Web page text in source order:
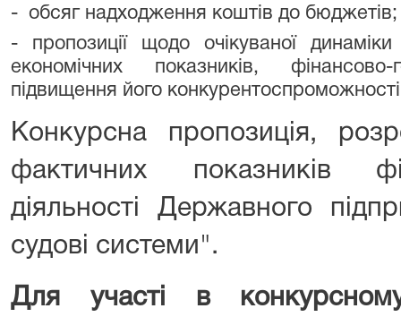
- обсяг надходження коштів до бюджетів;
- пропозиції щодо очікуваної
економічних показників, фінансово-
підвищення його
Конкурсна пропозиція,
фактичних показників
діяльності Державного
судові системи".
Для участі в